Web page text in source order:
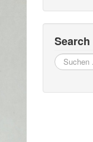
Search
Suchen
...